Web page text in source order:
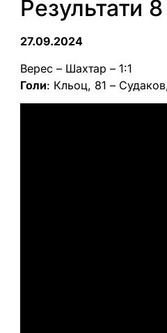
Результати
27.09.2024
Верес – Шахтар – 1:1
Голи: Кльоц, 81 –